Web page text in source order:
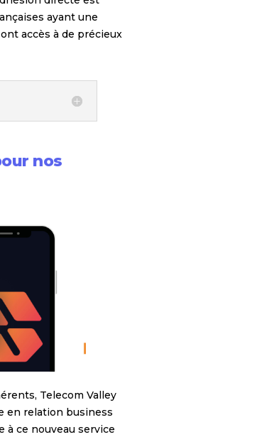
ayant une
accès à de précieux
nos
Telecom Valley
en relation business
à ce nouveau service